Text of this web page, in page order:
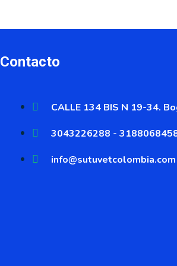
Contacto
CALLE 134 BIS N 19-34.
3043226288 -
info@sutuvetcolombia.com